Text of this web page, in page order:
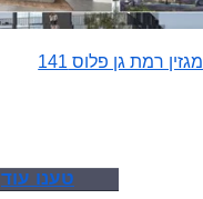
מגזין רמת גן פלוס 141
טענו עוד